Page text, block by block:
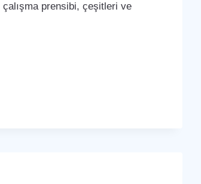
prensibi, çeşitleri ve